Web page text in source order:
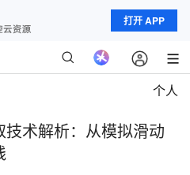
打开 APP
个人
术解析：从模拟滑动